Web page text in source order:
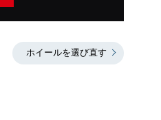
ホイールを選び直す